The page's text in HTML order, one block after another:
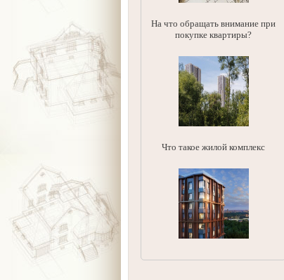
На что обращать внимание при
покупке квартиры?
Что такое жилой комплекс